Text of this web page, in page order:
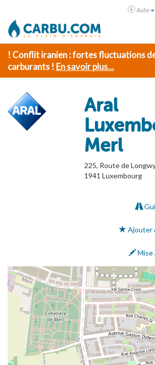
Aide
! Conflit iranien : fortes fluctuations
carburants ! En savoir plus...
Aral
Merl
225, Route de
1941 Luxembourg
Ajouter
Mise